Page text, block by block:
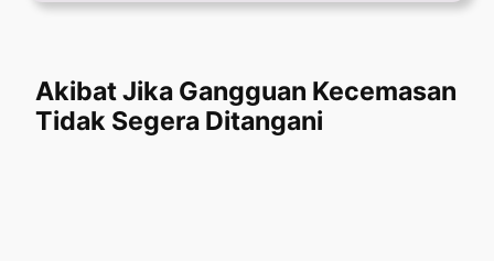
Akibat Jika Gangguan Kecemasan
Tidak Segera Ditangani